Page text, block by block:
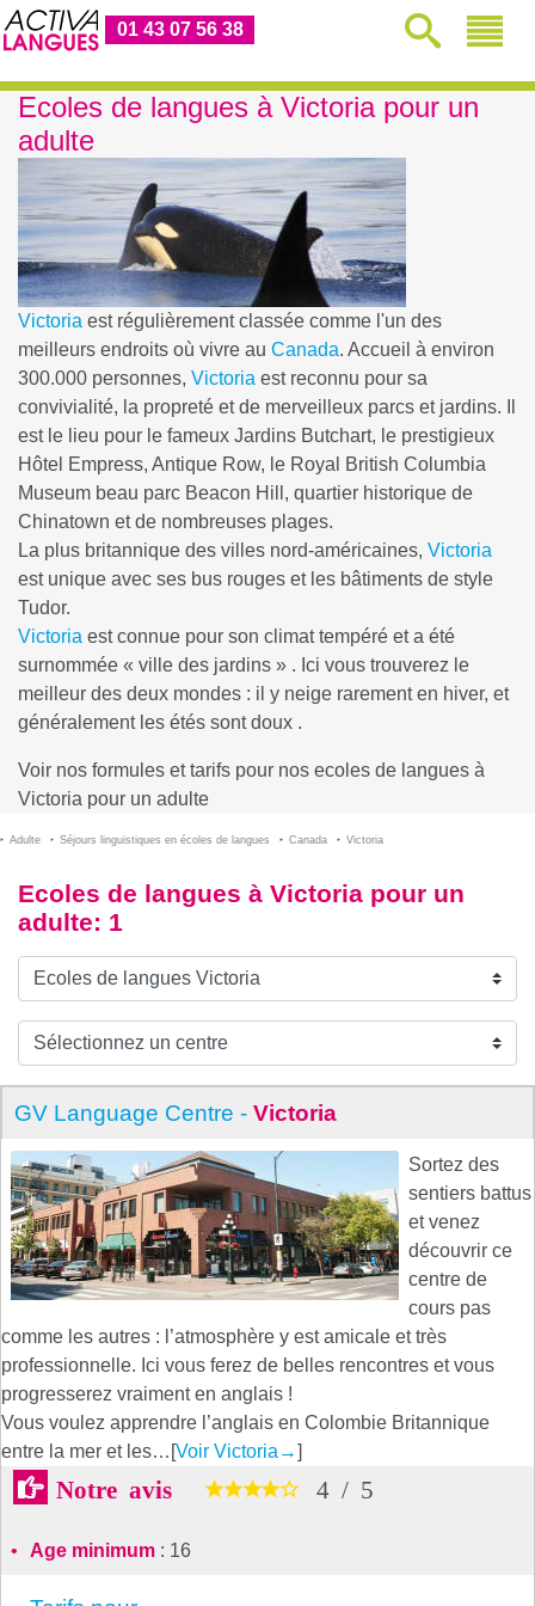
01 43 07 56 38
Ecoles de langues à Victoria pour un
adulte
Victoria est régulièrement classée comme l'un des
meilleurs endroits où vivre au Canada. Accueil à environ
300.000 personnes, Victoria est reconnu pour sa
convivialité, la propreté et de merveilleux parcs et jardins. Il
est le lieu pour le fameux Jardins Butchart, le prestigieux
Hôtel Empress, Antique Row, le Royal British Columbia
Museum beau parc Beacon Hill, quartier historique de
Chinatown et de nombreuses plages.
La plus britannique des villes nord-américaines, Victoria
est unique avec ses bus rouges et les bâtiments de style
Tudor.
Victoria est connue pour son climat tempéré et a été
surnommée « ville des jardins » . Ici vous trouverez le
meilleur des deux mondes : il y neige rarement en hiver, et
généralement les étés sont doux .
Voir nos formules et tarifs pour nos ecoles de langues à
Victoria pour un adulte
Adulte Séjours linguistiques en écoles de langues Canada Victoria
Ecoles de langues à Victoria pour un
adulte: 1
GV Language Centre - Victoria
Sortez des
sentiers battus
et venez
découvrir ce
centre de
cours pas
comme les autres : l’atmosphère y est amicale et très
professionnelle. Ici vous ferez de belles rencontres et vous
progresserez vraiment en anglais !
Vous voulez apprendre l’anglais en Colombie Britannique
entre la mer et les…[Voir Victoria →]
Notre avis 4 / 5
Age minimum : 16